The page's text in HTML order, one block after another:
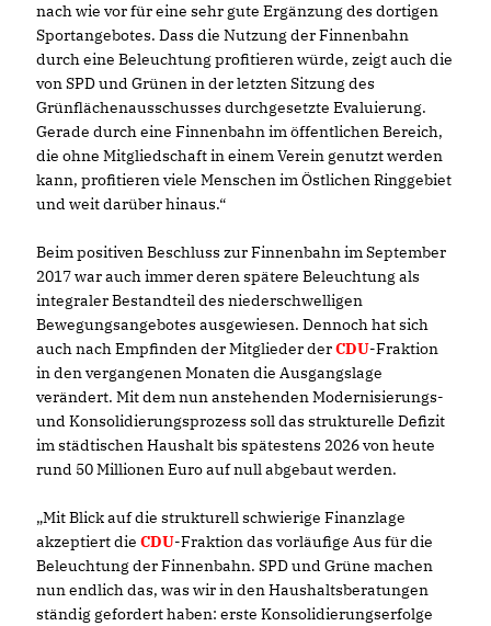
nach wie vor für eine sehr gute Ergänzung des dortigen
Sportangebotes. Dass die Nutzung der Finnenbahn
durch eine Beleuchtung profitieren würde, zeigt auch die
von SPD und Grünen in der letzten Sitzung des
Grünflächenausschusses durchgesetzte Evaluierung.
Gerade durch eine Finnenbahn im öffentlichen Bereich,
die ohne Mitgliedschaft in einem Verein genutzt werden
kann, profitieren viele Menschen im Östlichen Ringgebiet
und weit darüber hinaus.“
Beim positiven Beschluss zur Finnenbahn im September
2017 war auch immer deren spätere Beleuchtung als
integraler Bestandteil des niederschwelligen
Bewegungsangebotes ausgewiesen. Dennoch hat sich
auch nach Empfinden der Mitglieder derCDU-Fraktion
in den vergangenen Monaten die Ausgangslage
verändert. Mit dem nun anstehenden Modernisierungs-
und Konsolidierungsprozess soll das strukturelle Defizit
im städtischen Haushalt bis spätestens 2026 von heute
rund 50 Millionen Euro auf null abgebaut werden.
Mit Blick auf die strukturell schwierige Finanzlage
akzeptiert die CDU-Fraktion das vorläufige Aus für die
Beleuchtung der Finnenbahn. SPD und Grüne machen
nun endlich das, was wir in den Haushaltsberatungen
ständig gefordert haben: erste Konsolidierungserfolge